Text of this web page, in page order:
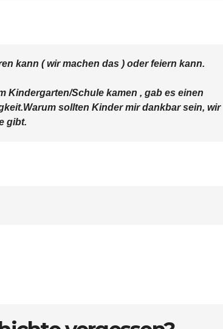
kann ( wir machen das ) oder feiern kann.
Kindergarten/Schule kamen , gab es einen
sollten Kinder mir dankbar sein, wir
gibt.